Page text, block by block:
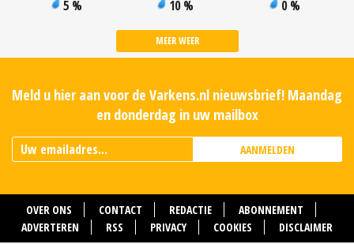
5 %
10 %
0 %
MEER WEER
Meld u hier aan voor de Varkens.nl nieuwsbrief! Maandag
en donderdag in uw mailbox
AANMELDEN
OVER ONS CONTACT REDACTIE
ABONNEMENT
ADVERTEREN
RSS PRIVACY COOKIES DISCLAIMER